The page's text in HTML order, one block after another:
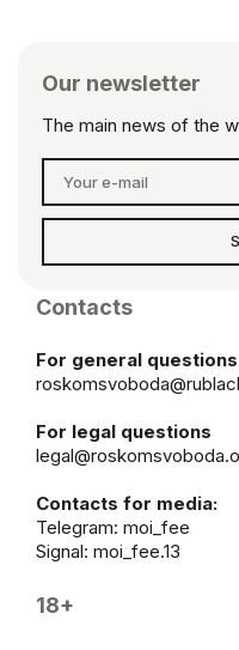
Our newsletter
The main news of the
Contacts
For general questions
For legal questions
Contacts for media:
Telegram: moi_fee
Signal: moi_fee.13
18+